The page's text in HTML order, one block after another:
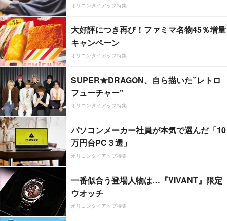
オリコンタイアップ特集
大好評につき再び！ファミマ名物45％増量
キャンペーン
オリコンタイアップ特集
SUPER★DRAGON、自ら描いた”レトロ
フューチャー”
オリコンタイアップ特集
パソコンメーカー社員が本気で選んだ「10
万円台PC３選」
オリコンタイアップ特集
一番似合う登場人物は…『VIVANT』限定
ウオッチ
オリコンタイアップ特集